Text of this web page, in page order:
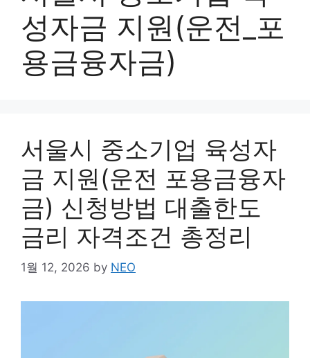
성자금 지원(운전_포
용금융자금)
서울시 중소기업 육성자
금 지원(운전 포용금융자
금) 신청방법 대출한도
금리 자격조건 총정리
1월 12, 2026 by NEO